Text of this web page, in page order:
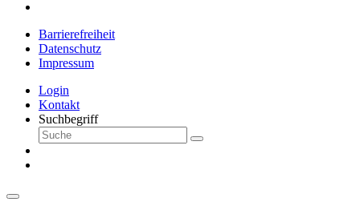
Barrierefreiheit
Datenschutz
Impressum
Login
Kontakt
Suchbegriff